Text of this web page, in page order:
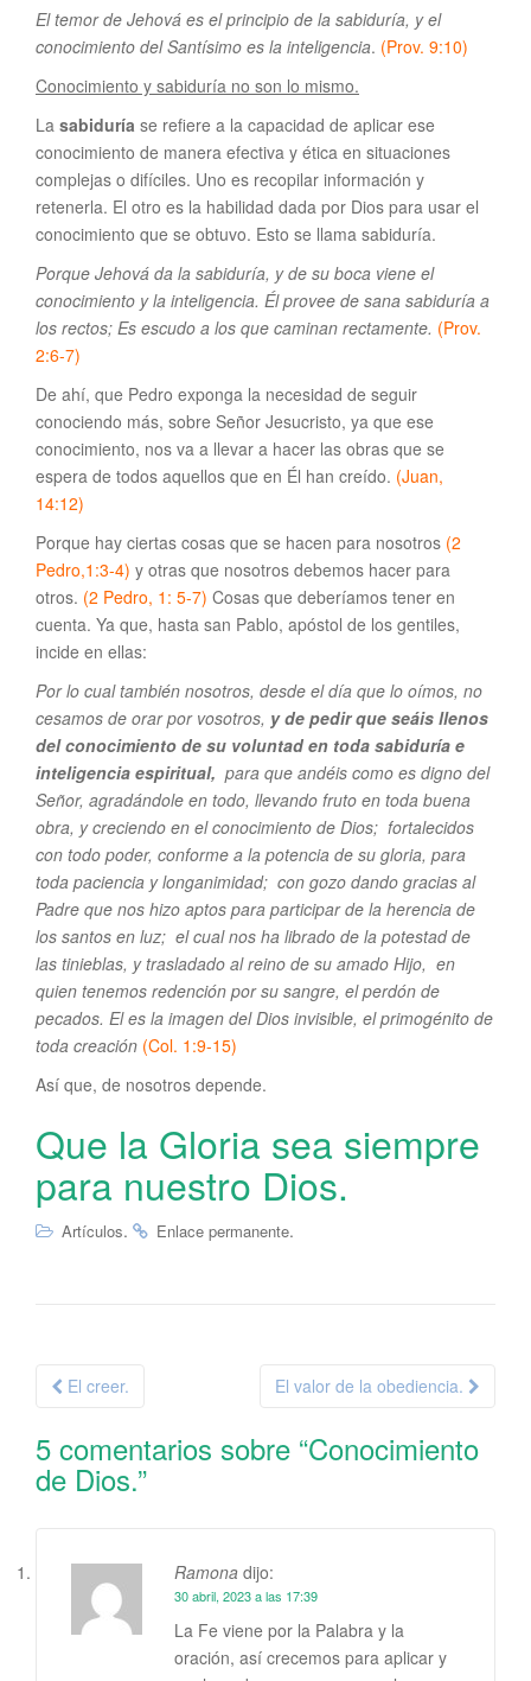
El temor de Jehová es el principio de la sabiduría, y el
conocimiento del Santísimo es la inteligencia. (Prov. 9:10)
Conocimiento y sabiduría no son lo mismo.
La sabiduría se refiere a la capacidad de aplicar ese
conocimiento de manera efectiva y ética en situaciones
complejas o difíciles. Uno es recopilar información y
retenerla. El otro es la habilidad dada por Dios para usar el
conocimiento que se obtuvo. Esto se llama sabiduría.
Porque Jehová da la sabiduría, y de su boca viene el
conocimiento y la inteligencia. Él provee de sana sabiduría a
los rectos; Es escudo a los que caminan rectamente. (Prov.
2:6-7)
De ahí, que Pedro exponga la necesidad de seguir
conociendo más, sobre Señor Jesucristo, ya que ese
conocimiento, nos va a llevar a hacer las obras que se
espera de todos aquellos que en Él han creído. (Juan,
14:12)
Porque hay ciertas cosas que se hacen para nosotros (2
Pedro,1:3-4) y otras que nosotros debemos hacer para
otros. (2 Pedro, 1: 5-7) Cosas que deberíamos tener en
cuenta. Ya que, hasta san Pablo, apóstol de los gentiles,
incide en ellas:
Por lo cual también nosotros, desde el día que lo oímos, no
cesamos de orar por vosotros, y de pedir que seáis llenos
del conocimiento de su voluntad en toda sabiduría e
inteligencia espiritual, para que andéis como es digno del
Señor, agradándole en todo, llevando fruto en toda buena
obra, y creciendo en el conocimiento de Dios; fortalecidos
con todo poder, conforme a la potencia de su gloria, para
toda paciencia y longanimidad; con gozo dando gracias al
Padre que nos hizo aptos para participar de la herencia de
los santos en luz; el cual nos ha librado de la potestad de
las tinieblas, y trasladado al reino de su amado Hijo, en
quien tenemos redención por su sangre, el perdón de
pecados. El es la imagen del Dios invisible, el primogénito de
toda creación (Col. 1:9-15)
Así que, de nosotros depende.
Que la Gloria sea siempre
para nuestro Dios.
Artículos. Enlace permanente.
Navegación
la
entrada
El creer. El valor de la obediencia.
5 comentarios sobre “Conocimiento
de Dios.”
Ramona dijo:
30 abril, 2023 a las 17:39
La Fe viene por la Palabra y la
oración, así crecemos para aplicar y